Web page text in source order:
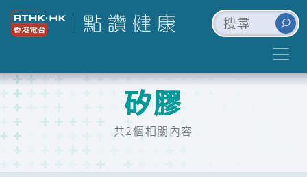
矽膠
共2個相關內容